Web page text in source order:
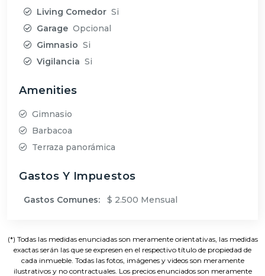
Living Comedor Si
Garage Opcional
Gimnasio Si
Vigilancia Si
Amenities
Gimnasio
Barbacoa
Terraza panorámica
Gastos Y Impuestos
Gastos Comunes: $ 2.500 Mensual
(*) Todas las medidas enunciadas son meramente orientativas, las medidas
exactas serán las que se expresen en el respectivo título de propiedad de
cada inmueble. Todas las fotos, imágenes y videos son meramente
ilustrativos y no contractuales. Los precios enunciados son meramente